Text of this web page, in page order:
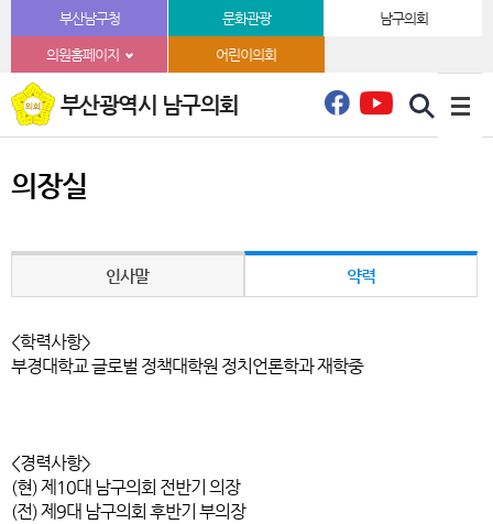
본문바로가기부산남구청 문화관광 남구의회
의원홈페이지 어린이의회
부산광역시 남구의회
의장실
인사말 약력
<학력사항>
부경대학교 글로벌 정책대학원 정치언론학과 재학중
<경력사항>
(현) 제10대 남구의회 전반기 의장
(전) 제9대 남구의회 후반기 부의장